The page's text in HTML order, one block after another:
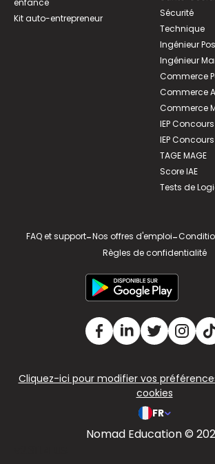
Kit auto-entrepreneur
Sécurité
Technique
Ingénieur
Ingénieur
Commerce
Commerce
Commerce
IEP
IEP
TAGE MAGE
Score IAE
Tests de
FAQ et support-Nos offres d'emploi-
Règles de confidentialité
Cliquez-ici pour modifier vos
cookies
FR
Nomad Education ©